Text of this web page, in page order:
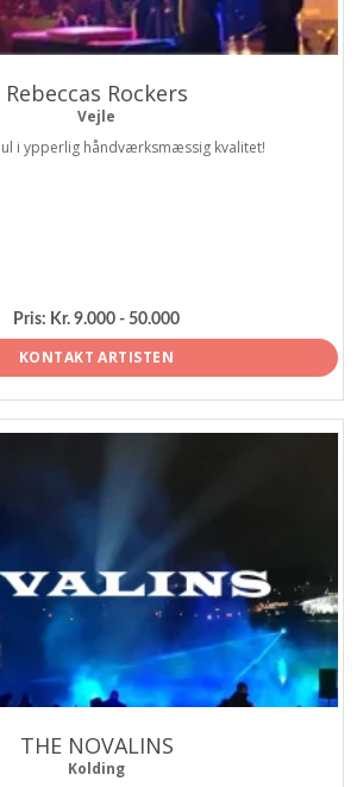
Rebeccas Rockers
Vejle
i ypperlig håndværksmæssig kvalitet!
Pris: Kr. 9.000 - 50.000
KONTAKT ARTISTEN
THE NOVALINS
Kolding